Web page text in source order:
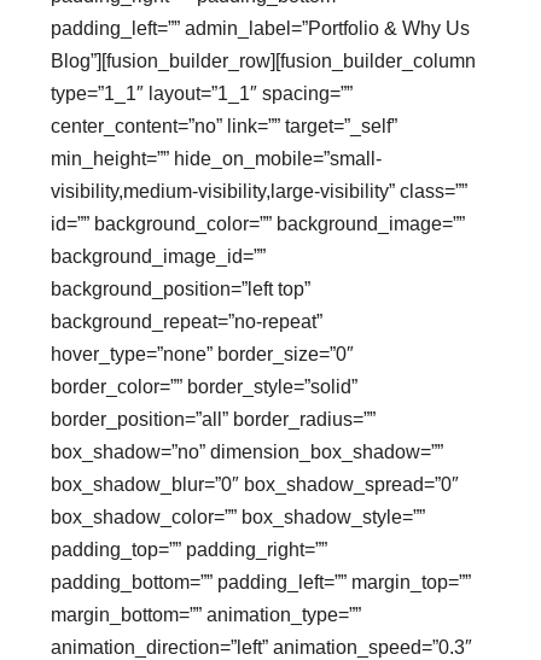
padding_left=”” admin_label=”Portfolio & Why Us
Blog”][fusion_builder_row][fusion_builder_column
type=”1_1″ layout=”1_1″ spacing=””
center_content=”no” link=”” target=”_self”
min_height=”” hide_on_mobile=”small-
visibility,medium-visibility,large-visibility” class=””
id=”” background_color=”” background_image=””
background_image_id=””
background_position=”left top”
background_repeat=”no-repeat”
hover_type=”none” border_size=”0″
border_color=”” border_style=”solid”
border_position=”all” border_radius=””
box_shadow=”no” dimension_box_shadow=””
box_shadow_blur=”0″ box_shadow_spread=”0″
box_shadow_color=”” box_shadow_style=””
padding_top=”” padding_right=””
padding_bottom=”” padding_left=”” margin_top=””
margin_bottom=”” animation_type=””
animation_direction=”left” animation_speed=”0.3″